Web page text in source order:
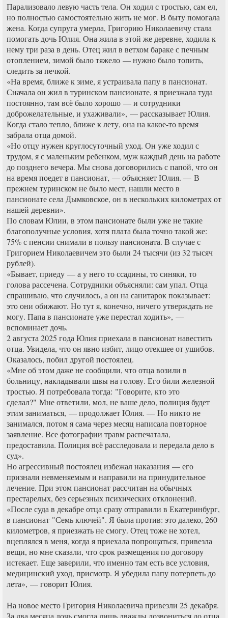
Парализовало левую часть тела. Он ходил с тростью, сам ел,
но полностью самостоятельно жить не мог. В быту помогала
жена. Когда супруга умерла, Григорию Николаевичу стала
помогать дочь Юлия. Она жила в этой же деревне, ходила к
нему три раза в день. Отец жил в ветхом бараке с печным
отоплением, зимой было тяжело — нужно было топить,
следить за печкой.
«На время, ближе к зиме, я устраивала папу в пансионат.
Сначала он жил в туринском пансионате, я приезжала туда
постоянно, там всё было хорошо — и сотрудники
доброжелательные, и ухаживали», — рассказывает Юлия.
Когда стало тепло, ближе к лету, она на какое-то время
забрала отца домой.
«Но отцу нужен круглосуточный уход. Он уже ходил с
трудом, я с маленьким ребенком, муж каждый день на работе
до позднего вечера. Мы снова договорились с папой, что он
на время поедет в пансионат, — объясняет Юлия. — В
прежнем туринском не было мест, нашли место в
пансионате села Дымковское, он в нескольких километрах от
нашей деревни».
По словам Юлии, в этом пансионате были уже не такие
благополучные условия, хотя плата была точно такой же:
75% с пенсии снимали в пользу пансионата. В случае с
Григорием Николаевичем это были 24 тысячи (из 32 тысяч
рублей).
«Бывает, приеду — а у него то ссадины, то синяки, то
голова рассечена. Сотрудники объясняли: сам упал. Отца
спрашиваю, что случилось, а он на санитарок показывает:
это они обижают. Но тут я, конечно, ничего утверждать не
могу. Папа в пансионате уже перестал ходить», —
вспоминает дочь.
2 августа 2025 года Юлия приехала в пансионат навестить
отца. Увидела, что он явно избит, лицо отекшее от ушибов.
Оказалось, побил другой постоялец.
«Мне об этом даже не сообщили, что отца возили в
больницу, накладывали швы на голову. Его били железной
тростью. Я потребовала тогда: "Говорите, кто это
сделал?" Мне ответили, мол, не ваше дело, полиция будет
этим заниматься, — продолжает Юлия. — Но никто не
занимался, потом я сама через месяц написала повторное
заявление. Все фотографии травм распечатала,
предоставила. Полиция всё расследовала и передала дело в
суд».
Но агрессивный постоялец избежал наказания — его
признали невменяемым и направили на принудительное
лечение. При этом пансионат рассчитан на обычных
престарелых, без серьезных психических отклонений.
«После суда в декабре отца сразу отправили в Екатеринбург,
в пансионат "Семь ключей". Я была против: это далеко, 260
километров, я приезжать не смогу. Отец тоже не хотел,
вцеплялся в меня, когда я приехала попрощаться, привезла
вещи, но мне сказали, что срок размещения по договору
истекает. Еще заверили, что именно там есть все условия,
медицинский уход, присмотр. Я убедила папу потерпеть до
лета», — говорит Юлия.
На новое место Григория Николаевича привезли 25 декабря.
За два месяца дочь смогла лишь дважды дозвониться до отца.